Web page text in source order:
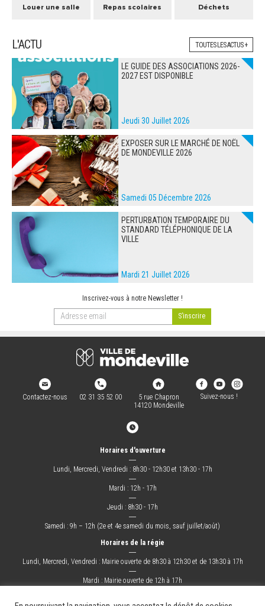
Louer une salle Repas scolaires Déchets
L'ACTU TOUTES LES ACTUS +
LE GUIDE DES ASSOCIATIONS 2026-
2027 EST DISPONIBLE
Jeudi 30 Juillet 2026
EXPOSER SUR LE MARCHÉ DE NOËL
DE MONDEVILLE 2026
Samedi 05 Décembre 2026
PERTURBATION TEMPORAIRE DU
STANDARD TÉLÉPHONIQUE DE LA
VILLE
Mardi 21 Juillet 2026
Inscrivez-vous à notre Newsletter !
Contactez-nous 02 31 35 52 00
5 rue Chapron
14120 Mondeville
Suivez-nous !
Horaires d'ouverture
―
Lundi, Mercredi, Vendredi : 8h30 - 12h30 et 13h30 - 17h
―
Mardi : 12h - 17h
―
Jeudi : 8h30 - 17h
―
Samedi : 9h – 12h (2e et 4e samedi du mois, sauf juillet/août)
Horaires de la régie
―
Lundi, Mercredi, Vendredi : Mairie ouverte de 8h30 à 12h30 et de 13h30 à 17h
―
Mardi : Mairie ouverte de 12h à 17h